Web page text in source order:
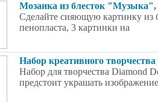
Мозаика из блесток
Сделайте сияющую картинку из
пенопласта, 3 картинки на
Набор креативного
Набор для творчества Diamond
предстоит украшать